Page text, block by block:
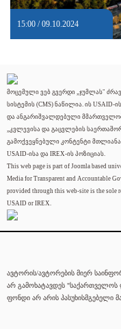
15:00 / 09.10.2024
მოცემული ვებ გვერდი „ჯუმლას"
სისტემის (CMS) ნაწილია. ის
და ანგარიშვალდებული
„კვლევისა და გაცვლების
გამოქვეყნებული კონტენტი
USAID-ისა და IREX-ის პოზიციას.
This web page is part of Joomla based
Media for Transparent and Accountable
provided through this web-site is the sole
USAID or IREX.
ავტორის/ავტორების მიერ
არ გამოხატავდეს "საქართველოს
ფონდი არ არის პასუხისმგებელი